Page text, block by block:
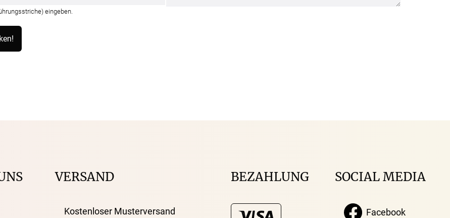
eingeben.
VERSAND
Kostenloser Musterversand
BEZAHLUNG SOCIAL MEDIA
Facebook